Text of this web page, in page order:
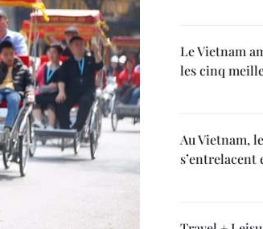
Le Vietnam
les cinq
Au Vietnam,
s’entrelacent